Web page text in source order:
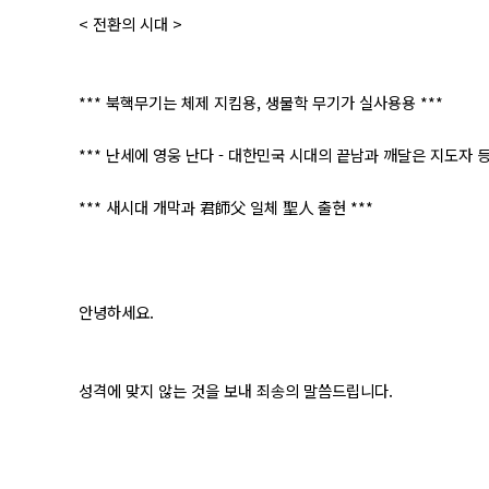
< 전환의 시대 >
*** 북핵무기는 체제 지킴용, 생물학 무기가 실사용용 ***
*** 난세에 영웅 난다 - 대한민국 시대의 끝남과 깨달은 지도자
*** 새시대 개막과 君師父 일체 聖人 출현 ***
안녕하세요.
성격에 맞지 않는 것을 보내 죄송의 말씀드립니다.